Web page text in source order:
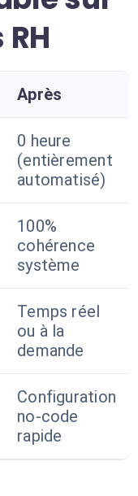
Après
0 heure
(entièrement
automatisé)
100%
cohérence
système
Temps réel
ou à la
demande
Configuration
no-code
rapide